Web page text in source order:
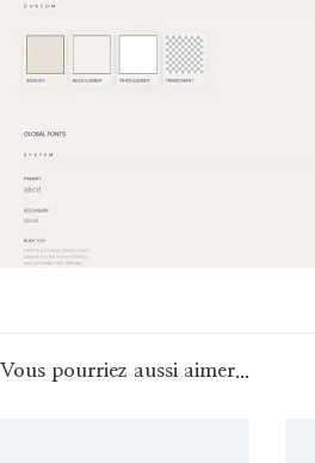
Vous pourriez aussi aimer...